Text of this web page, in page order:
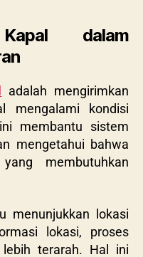
dalam
adalah mengirimkan
mengalami kondisi
membantu sistem
mengetahui bahwa
membutuhkan
menunjukkan lokasi
lokasi, proses
terarah. Hal ini